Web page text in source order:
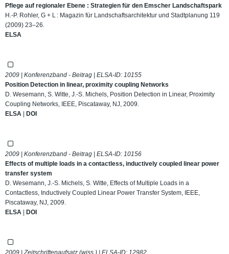
Pflege auf regionaler Ebene : Strategien für den Emscher Landschaftspark
H.-P. Rohler, G + L : Magazin für Landschaftsarchitektur und Stadtplanung 119
(2009) 23–26.
ELSA
2009 | Konferenzband - Beitrag | ELSA-ID: 10155
Position Detection in linear, proximity coupling Networks
D. Wesemann, S. Witte, J.-S. Michels, Position Detection in Linear, Proximity
Coupling Networks, IEEE, Piscataway, NJ, 2009.
ELSA | DOI
2009 | Konferenzband - Beitrag | ELSA-ID: 10156
Effects of multiple loads in a contactless, inductively coupled linear power
transfer system
D. Wesemann, J.-S. Michels, S. Witte, Effects of Multiple Loads in a
Contactless, Inductively Coupled Linear Power Transfer System, IEEE,
Piscataway, NJ, 2009.
ELSA | DOI
2009 | Zeitschriftenaufsatz (wiss.) | ELSA-ID: 12982